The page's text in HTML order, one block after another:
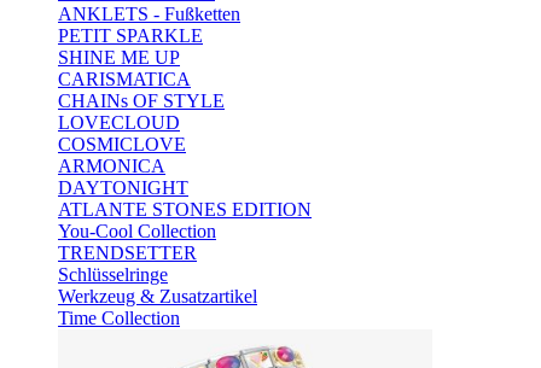
ANKLETS - Fußketten
PETIT SPARKLE
SHINE ME UP
CARISMATICA
CHAINs OF STYLE
LOVECLOUD
COSMICLOVE
ARMONICA
DAYTONIGHT
ATLANTE STONES EDITION
You-Cool Collection
TRENDSETTER
Schlüsselringe
Werkzeug & Zusatzartikel
Time Collection